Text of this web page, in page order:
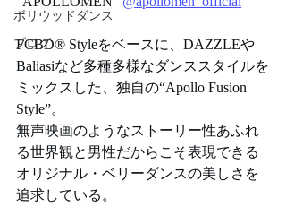
ボリウッドダンス
ブログ
FCBD® Styleをベースに、DAZZLEや
Baliasiなど多種多様なダンススタイルを
ミックスした、独自の“Apollo Fusion
Style”。
無声映画のようなストーリー性あふれ
る世界観と男性だからこそ表現できる
オリジナル・ベリーダンスの美しさを
追求している。